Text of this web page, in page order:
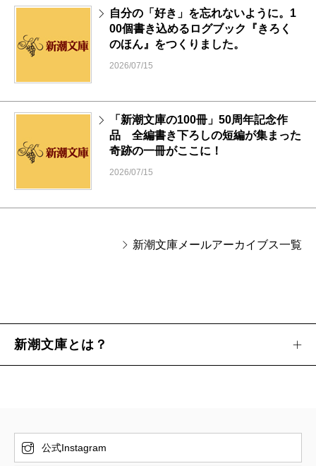
自分の「好き」を忘れないように。1
00個書き込めるログブック『きろく
のほん』をつくりました。
2026/07/15
「新潮文庫の100冊」50周年記念作
品 全編書き下ろしの短編が集まった
奇跡の一冊がここに！
2026/07/15
新潮文庫メールアーカイブス一覧
新潮文庫とは？
公式Instagram